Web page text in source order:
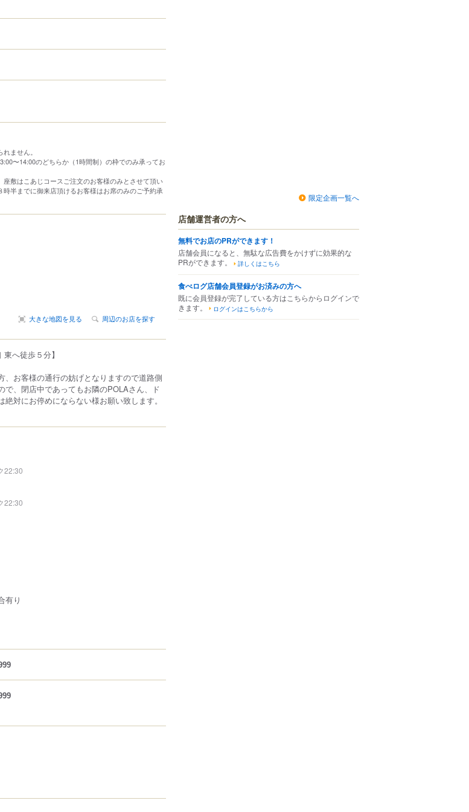
ません。
〜14:00のどちらか（1時間制）の枠でのみ承ってお
敷はこあじコースご注文のお客様のみとさせて頂い
半までに御来店頂けるお客様はお席のみのご予約承
大きな地図を見る 周辺のお店を探す
へ徒歩５分】
、お客様の通行の妨げとなりますので道路側
で、閉店中であってもお隣のPOLAさん、ド
対にお停めにならない様お願い致します。
22:30
22:30
有り
限定企画一覧へ
店舗運営者の方へ
無料でお店のPRができます！
店舗会員になると、無駄な広告費をかけずに効果的な
PRができます。
詳しくはこちら
食べログ店舗会員登録がお済みの方へ
既に会員登録が完了している方はこちらからログインで
きます。
ログインはこちらから